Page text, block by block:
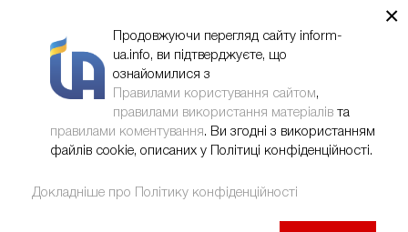
×
Продовжуючи перегляд сайту inform-
ua.info, ви підтверджуєте, що
ознайомилися з
Правилами користування сайтом,
правилами використання матеріалів та
правилами коментування. Ви згодні з використанням
файлів cookie, описаних у Політиці конфіденційності.
Докладніше про Політику конфіденційності